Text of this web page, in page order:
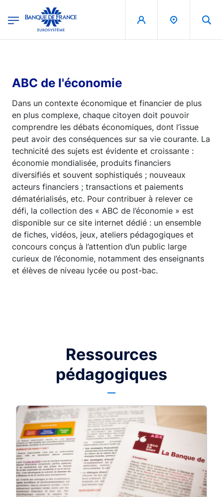
Banque de France - Menu Principal
ABC de l'économie
Dans un contexte économique et financier de plus
en plus complexe, chaque citoyen doit pouvoir
comprendre les débats économiques, dont l’issue
peut avoir des conséquences sur sa vie courante. La
technicité des sujets est évidente et croissante :
économie mondialisée, produits financiers
diversifiés et souvent sophistiqués ; nouveaux
acteurs financiers ; transactions et paiements
dématérialisés, etc. Pour contribuer à relever ce
défi, la collection des « ABC de l’économie » est
disponible sur ce site internet dédié : un ensemble
de fiches, vidéos, jeux, ateliers pédagogiques et
concours conçus à l’attention d’un public large
curieux de l’économie, notamment des enseignants
et élèves de niveau lycée ou post-bac.
Ressources
pédagogiques